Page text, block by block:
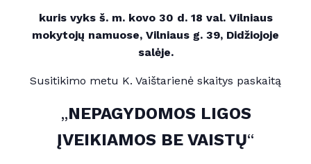
kuris vyks š. m. kovo 30 d. 18 val. Vilniaus
mokytojų namuose, Vilniaus g. 39, Didžiojoje
salėje.
Susitikimo metu K. Vaištarienė skaitys paskaitą
„NEPAGYDOMOS LIGOS
ĮVEIKIAMOS BE VAISTŲ“